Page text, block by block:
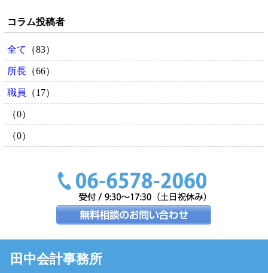
コラム投稿者
全て （83）
所長（66）
職員 （17）
（0）
（0）
田中会計事務所